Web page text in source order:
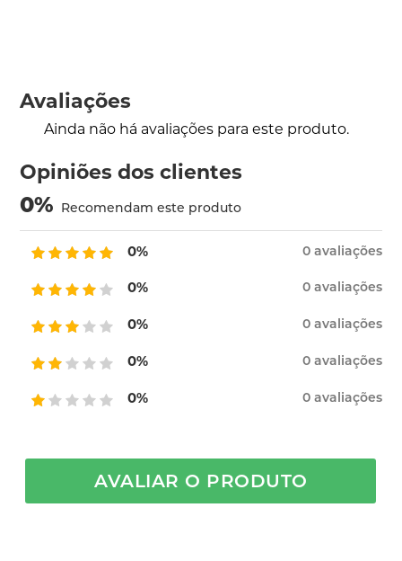
Avaliações
Ainda não há avaliações para este produto.
Opiniões dos clientes
0% Recomendam este produto
0% 0 avaliações
0% 0 avaliações
0% 0 avaliações
0% 0 avaliações
0% 0 avaliações
AVALIAR O PRODUTO